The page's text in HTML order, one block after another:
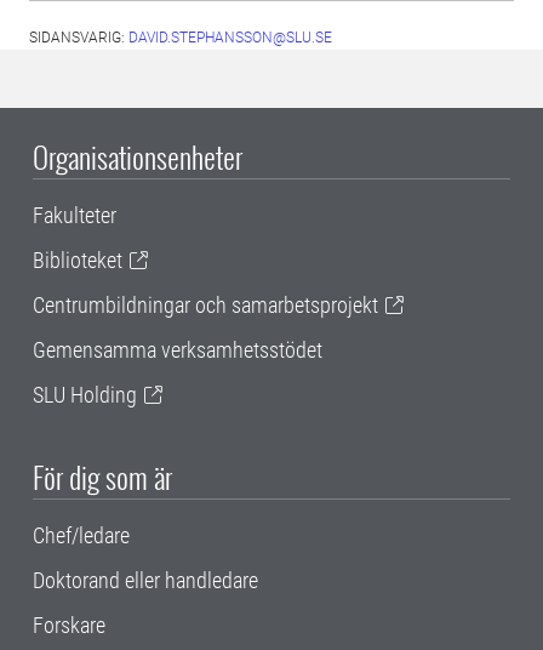
SIDANSVARIG: DAVID.STEPHANSSON@SLU.SE
Organisationsenheter
Fakulteter
Biblioteket
Centrumbildningar och samarbetsprojekt
Gemensamma verksamhetsstödet
SLU Holding
För dig som är
Chef/ledare
Doktorand eller handledare
Forskare